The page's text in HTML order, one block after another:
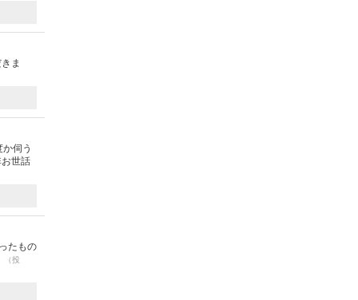
ま
伺う
世話
たもの
（投